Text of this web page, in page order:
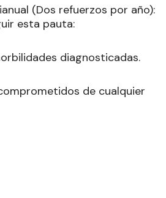
(Dos refuerzos por año):
esta pauta:
diagnosticadas.
de cualquier